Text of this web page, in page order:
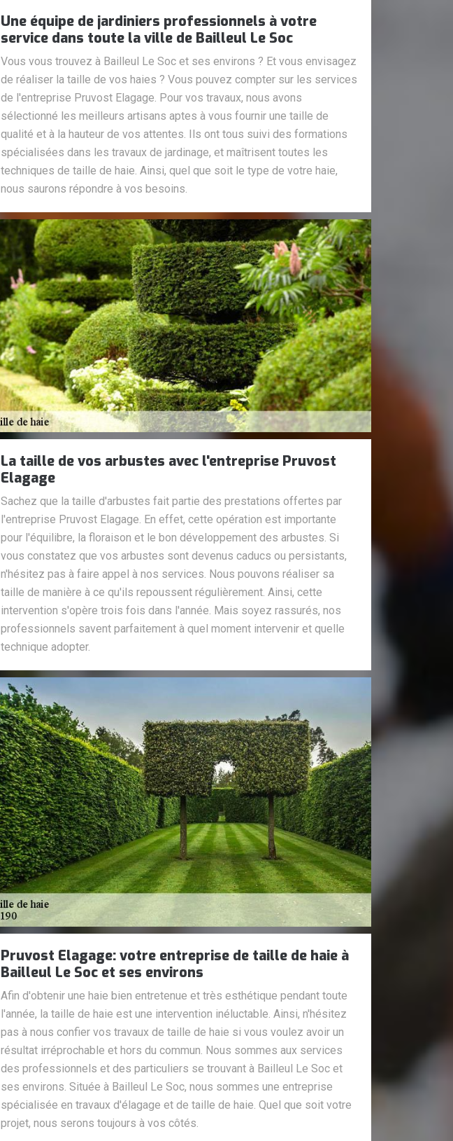
Une équipe de jardiniers professionnels à votre
service dans toute la ville de Bailleul Le Soc
Vous vous trouvez à Bailleul Le Soc et ses environs ? Et vous envisagez
de réaliser la taille de vos haies ? Vous pouvez compter sur les services
de l'entreprise Pruvost Elagage. Pour vos travaux, nous avons
sélectionné les meilleurs artisans aptes à vous fournir une taille de
qualité et à la hauteur de vos attentes. Ils ont tous suivi des formations
spécialisées dans les travaux de jardinage, et maîtrisent toutes les
techniques de taille de haie. Ainsi, quel que soit le type de votre haie,
nous saurons répondre à vos besoins.
La taille de vos arbustes avec l'entreprise Pruvost
Elagage
Sachez que la taille d'arbustes fait partie des prestations offertes par
l'entreprise Pruvost Elagage. En effet, cette opération est importante
pour l'équilibre, la floraison et le bon développement des arbustes. Si
vous constatez que vos arbustes sont devenus caducs ou persistants,
n'hésitez pas à faire appel à nos services. Nous pouvons réaliser sa
taille de manière à ce qu'ils repoussent régulièrement. Ainsi, cette
intervention s'opère trois fois dans l'année. Mais soyez rassurés, nos
professionnels savent parfaitement à quel moment intervenir et quelle
technique adopter.
Pruvost Elagage: votre entreprise de taille de haie à
Bailleul Le Soc et ses environs
Afin d'obtenir une haie bien entretenue et très esthétique pendant toute
l'année, la taille de haie est une intervention inéluctable. Ainsi, n'hésitez
pas à nous confier vos travaux de taille de haie si vous voulez avoir un
résultat irréprochable et hors du commun. Nous sommes aux services
des professionnels et des particuliers se trouvant à Bailleul Le Soc et
ses environs. Située à Bailleul Le Soc, nous sommes une entreprise
spécialisée en travaux d'élagage et de taille de haie. Quel que soit votre
projet, nous serons toujours à vos côtés.